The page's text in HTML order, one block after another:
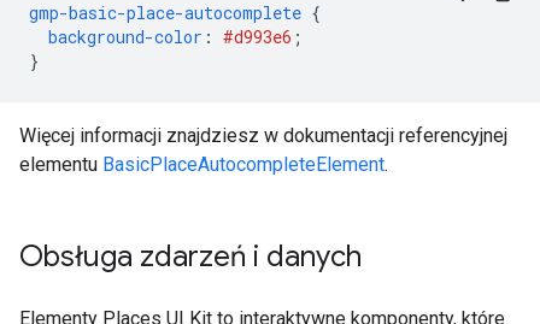
gmp-basic-place-autocomplete {
background-color : #d993e6 ;
}
Więcej informacji znajdziesz w dokumentacji referencyjnej
elementu BasicPlaceAutocompleteElement.
Obsługa zdarzeń i danych
Elementy Places UI Kit to interaktywne komponenty, które